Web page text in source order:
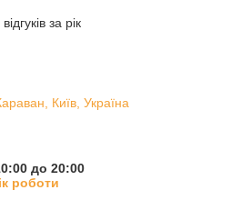
за рік
Київ, Україна
до 20:00
роботи